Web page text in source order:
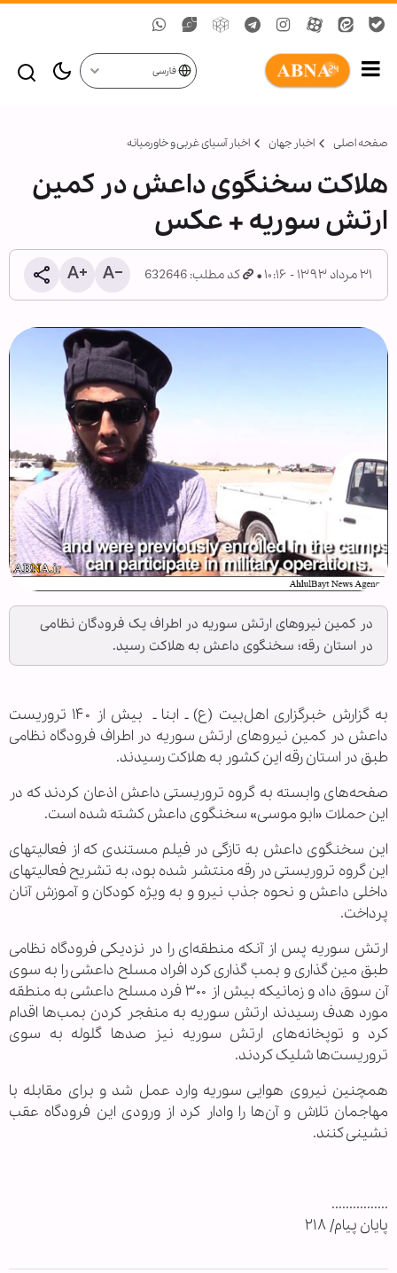
فارسی
صفحه اصلی اخبار جهان اخبار آسیای غربی و خاورمیانه
هلاکت سخنگوی داعش در کمین
ارتش سوریه + عکس
۳۱ مرداد ۱۳۹۳ - ۱۰:۱۶ کد مطلب: 632646
در کمین نیروهای ارتش سوریه در اطراف یک فرودگان نظامی
در استان رقه؛ سخنگوی داعش به هلاکت رسید.
به گزارش خبرگزاری اهل‌بیت (ع) ـ ابنا ـ بیش از ۱۴۰ تروریست
داعش در کمین نیروهای ارتش سوریه در اطراف فرودگاه نظامی
طبق در استان رقه این کشور به هلاکت رسیدند.
صفحه‌های وابسته به گروه تروریستی داعش اذعان کردند که در
این حملات «ابو موسی» سخنگوی داعش کشته شده است.
این سخنگوی داعش به تازگی در فیلم مستندی که از فعالیتهای
این گروه تروریستی در رقه منتشر شده بود، به تشریح فعالیتهای
داخلی داعش و نحوه جذب نیرو و به ویژه کودکان و آموزش آنان
پرداخت.
ارتش سوریه پس از آنکه منطقه‌ای را در نزدیکی فرودگاه نظامی
طبق مین گذاری و بمب گذاری کرد افراد مسلح داعشی را به سوی
آن سوق داد و زمانیکه بیش از ۳۰۰ فرد مسلح داعشی به منطقه
مورد هدف رسیدند ارتش سوریه به منفجر کردن بمب‌ها اقدام
کرد و توپخانه‌های ارتش سوریه نیز صد‌ها گلوله به سوی
تروریست‌ها شلیک کردند.
همچنین نیروی هوایی سوریه وارد عمل شد و برای مقابله با
مهاجمان تلاش و آن‌ها را وادار کرد از ورودی این فرودگاه عقب
نشینی کنند.
................
پایان پیام/ ۲۱۸